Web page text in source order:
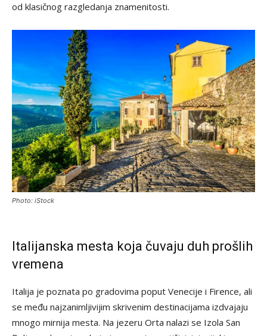
od klasičnog razgledanja znamenitosti.
Photo: iStock
Italijanska mesta koja čuvaju duh prošlih
vremena
Italija je poznata po gradovima poput Venecije i Firence, ali
se među najzanimljivijim skrivenim destinacijama izdvajaju
mnogo mirnija mesta. Na jezeru Orta nalazi se Izola San